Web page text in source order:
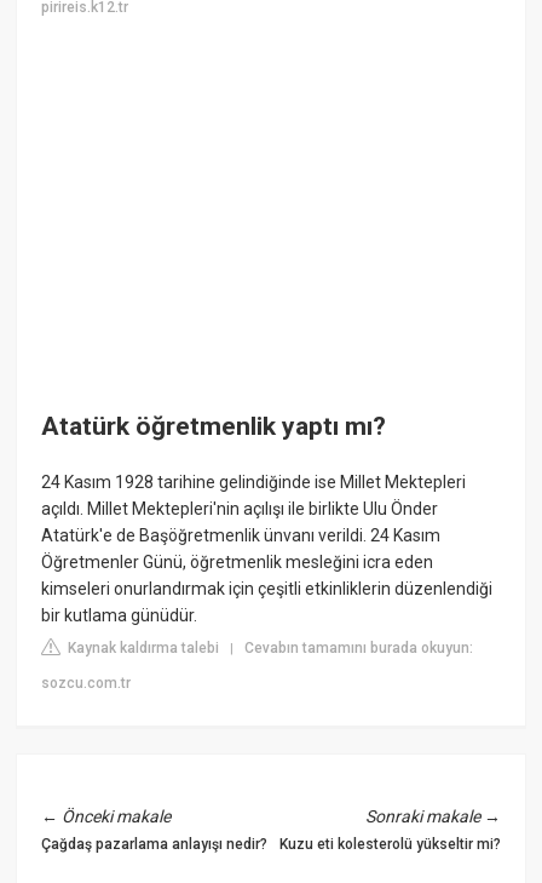
pirireis.k12.tr
Atatürk öğretmenlik yaptı mı?
24 Kasım 1928 tarihine gelindiğinde ise Millet Mektepleri
açıldı. Millet Mektepleri'nin açılışı ile birlikte Ulu Önder
Atatürk'e de Başöğretmenlik ünvanı verildi. 24 Kasım
Öğretmenler Günü, öğretmenlik mesleğini icra eden
kimseleri onurlandırmak için çeşitli etkinliklerin düzenlendiği
bir kutlama günüdür.
Kaynak kaldırma talebi |Cevabın tamamını burada okuyun:
sozcu.com.tr
← Önceki makale
Çağdaş pazarlama anlayışı nedir?
Sonraki makale→
Kuzu eti kolesterolü yükseltir mi?